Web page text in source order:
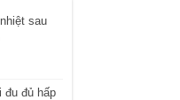
sau
đu đủ hấp